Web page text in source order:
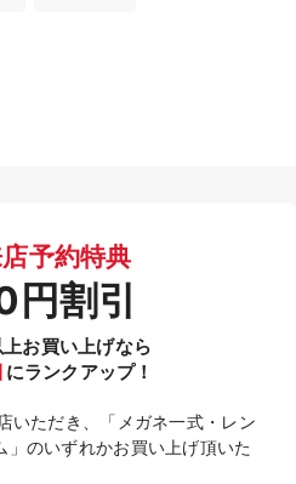
予約特典
割引
お買い上げなら
にランクアップ！
いただき、「メガネ一式・レン
」のいずれかお買い上げ頂いた